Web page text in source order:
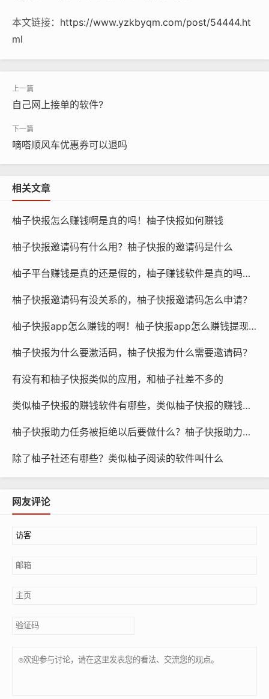
本文链接： https://www.yzkbyqm.com/post/54444.ht
ml
自己网上接单的软件?
嘀嗒顺风车优惠券可以退吗
相关文章
柚子快报怎么赚钱啊是真的吗！柚子快报如何赚钱
柚子快报邀请码有什么用？柚子快报的邀请码是什么
柚子平台赚钱是真的还是假的，柚子赚钱软件是真的吗还是假的？
柚子快报邀请码有没关系的，柚子快报邀请码怎么申请？
柚子快报app怎么赚钱的啊！柚子快报app怎么赚钱提现到微信
柚子快报为什么要激活码，柚子快报为什么需要邀请码？
有没有和柚子快报类似的应用，和柚子社差不多的
类似柚子快报的赚钱软件有哪些，类似柚子快报的赚钱软件是真的吗
柚子快报助力任务被拒绝以后要做什么？柚子快报助力的昵称是什么
除了柚子社还有哪些？类似柚子阅读的软件叫什么
网友评论